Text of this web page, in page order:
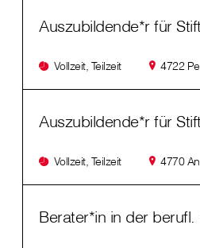
Auszubildende*r für
Vollzeit, Teilzeit 4722
Auszubildende*r für
Vollzeit, Teilzeit 4770
Berater*in in der berufl.